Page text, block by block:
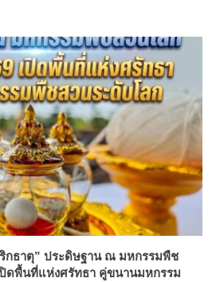
กธาตุ” ประดิษฐาน ณ มหกรรมพืช
ปิดพื้นที่แห่งศรัทธา คู่ขนานมหกรรม